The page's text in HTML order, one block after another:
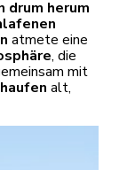
drum herum
atmete eine
, die
mit
alt,